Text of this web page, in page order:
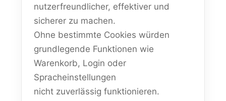
nutzerfreundlicher, effektiver und
sicherer zu machen.
Ohne bestimmte Cookies würden
grundlegende Funktionen wie
Warenkorb, Login oder
Spracheinstellungen
nicht zuverlässig funktionieren.